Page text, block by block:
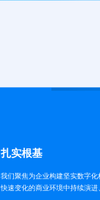
扎实根基
我们聚焦为企业构建坚实数字
快速变化的商业环境中持续演进